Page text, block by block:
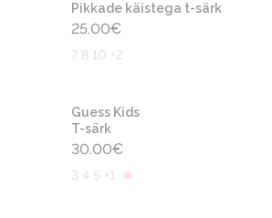
Pikkade käistega t-särk
25.00€
7 8 10 +2
Guess Kids
T-särk
30.00€
3 4 5 +1